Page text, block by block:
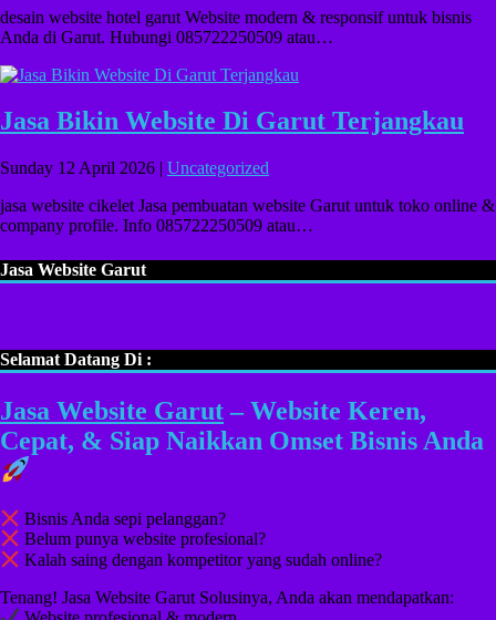
desain website hotel garut Website modern & responsif untuk bisnis
Anda di Garut. Hubungi 085722250509 atau…
Jasa Bikin Website Di Garut Terjangkau
Sunday 12 April 2026 | Uncategorized
jasa website cikelet Jasa pembuatan website Garut untuk toko online &
company profile. Info 085722250509 atau…
Jasa Website Garut
Selamat Datang Di :
Jasa Website Garut– Website Keren,
Cepat, & Siap Naikkan Omset Bisnis Anda
Bisnis Anda sepi pelanggan?
Belum punya website profesional?
Kalah saing dengan kompetitor yang sudah online?
Tenang! Jasa Website Garut Solusinya, Anda akan mendapatkan: